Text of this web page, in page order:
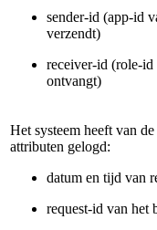
sender-id (app-id
verzendt)
receiver-id (role-
ontvangt)
Het systeem heeft van
attributen gelogd:
datum en tijd van
request-id van het